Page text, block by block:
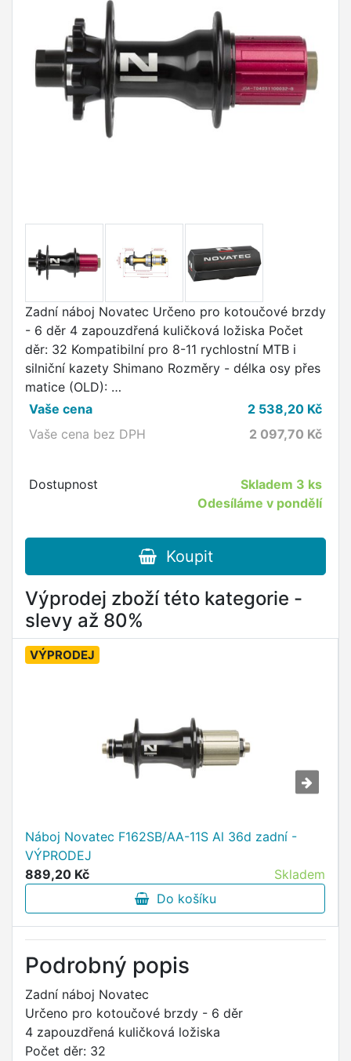
Zadní náboj Novatec Určeno pro kotoučové brzdy
- 6 děr 4 zapouzdřená kuličková ložiska Počet
děr: 32 Kompatibilní pro 8-11 rychlostní MTB i
silniční kazety Shimano Rozměry - délka osy přes
matice (OLD): …
Vaše cena
2 538,20 Kč
Vaše cena bez DPH
2 097,70 Kč
Dostupnost Skladem 3 ks
Odesíláme v pondělí
Koupit
Výprodej zboží této kategorie -
slevy až 80%
VÝPRODEJ
Náboj Novatec F162SB/AA-11S Al 36d zadní -
VÝPRODEJ
889,20 Kč
Skladem
Do košíku
Podrobný popis
Zadní náboj Novatec
Určeno pro kotoučové brzdy - 6 děr
4 zapouzdřená kuličková ložiska
Počet děr: 32